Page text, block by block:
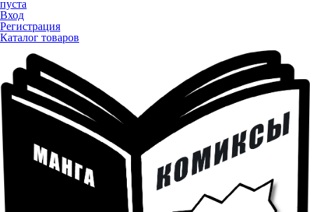
пуста
Вход
Регистрация
Каталог товаров